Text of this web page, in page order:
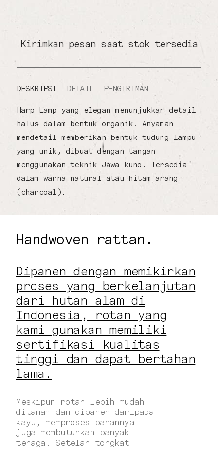
Kirimkan pesan saat stok tersedia
DESKRIPSI DETAIL PENGIRIMAN
Harp Lamp yang elegan menunjukkan detail
halus dalam bentuk organik. Anyaman
mendetail memberikan bentuk tudung lampu
yang unik, dibuat dengan tangan
menggunakan teknik Jawa kuno. Tersedia
dalam warna natural atau hitam arang
(charcoal).
Handwoven rattan.
Dipanen dengan memikirkan
proses yang berkelanjutan
dari hutan alam di
Indonesia, rotan yang
kami gunakan memiliki
sertifikasi kualitas
tinggi dan dapat bertahan
lama.
Meskipun rotan lebih mudah
ditanam dan dipanen daripada
kayu, memproses bahannya
juga membutuhkan banyak
tenaga. Setelah tongkat